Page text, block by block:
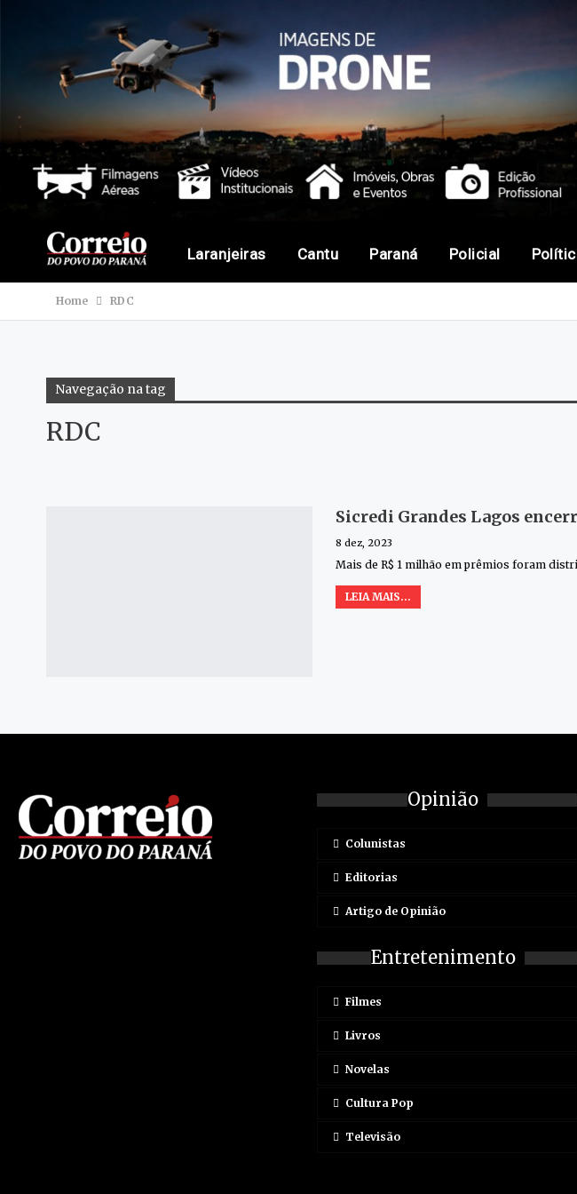
Laranjeiras Cantu Paraná Policial
Home RDC
Navegação na tag
RDC
Sicredi Grandes Lagos
8 dez, 2023
Mais de R$ 1 milhão em prêmios foram
LEIA MAIS...
Opinião
Colunistas
Editorias
Artigo de Opinião
Entretenimento
Filmes
Livros
Novelas
Cultura Pop
Televisão